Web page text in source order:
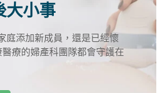
大小事
庭添加新成員，還是已經懷
醫療的婦產科團隊都會守護在